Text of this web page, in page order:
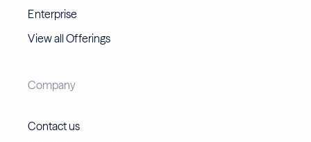
Enterprise
View all Offerings
Company
Contact us